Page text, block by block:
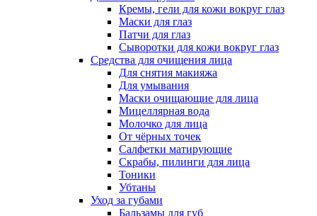
Кремы, гели для кожи вокруг глаз
Маски для глаз
Патчи для глаз
Сыворотки для кожи вокруг глаз
Средства для очищения лица
Для снятия макияжа
Для умывания
Маски очищающие для лица
Мицеллярная вода
Молочко для лица
От чёрных точек
Салфетки матирующие
Скрабы, пилинги для лица
Тоники
Убтаны
Уход за губами
Бальзамы для губ